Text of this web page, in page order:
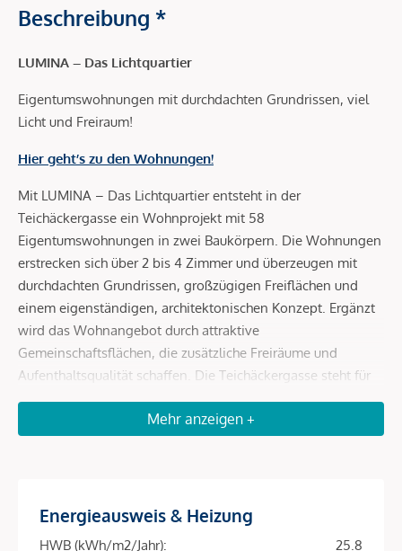
Beschreibung *
LUMINA – Das Lichtquartier
Eigentumswohnungen mit durchdachten Grundrissen, viel
Licht und Freiraum!
Hier geht’s zu den Wohnungen!
Mit LUMINA – Das Lichtquartier entsteht in der
Teichäckergasse ein Wohnprojekt mit 58
Eigentumswohnungen in zwei Baukörpern. Die Wohnungen
erstrecken sich über 2 bis 4 Zimmer und überzeugen mit
durchdachten Grundrissen, großzügigen Freiflächen und
einem eigenständigen, architektonischen Konzept. Ergänzt
wird das Wohnangebot durch attraktive
Gemeinschaftsflächen, die zusätzliche Freiräume und
Aufenthaltsqualität schaffen. Die Teichäckergasse steht für
ein Wohnumfeld mit viel Freiraum und besonderem
Grünbezug. Angrenzend an das Stadtwäldchen entsteht ein
Durchdachte Grundrisse und helle Wohnräume
Mehr anzeigen +
Energieausweis & Heizung
HWB (kWh/m2/Jahr):
25.8